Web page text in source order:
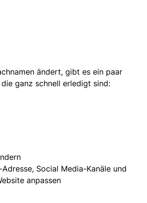
ändert, gibt es ein paar
ganz schnell erledigt sind:
Social Media-Kanäle und
anpassen